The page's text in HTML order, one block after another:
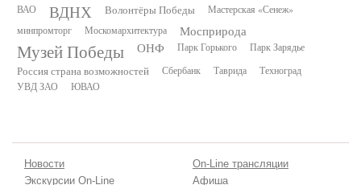
ВАО ВДНХ Волонтёры Победы
Мастерская «Сенеж»
минпромторг
Москомархитектура Мосприрода
Музей Победы ОНФ Парк Горького Парк Зарядье
Россия страна возможностей Сбербанк Таврида
Техноград
УВД ЗАО
ЮВАО
Новости
On-Line трансляции
Экскурсии On-Line
Афиша